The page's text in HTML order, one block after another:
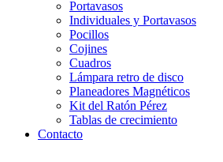
Portavasos
Individuales y Portavasos
Pocillos
Cojines
Cuadros
Lámpara retro de disco
Planeadores Magnéticos
Kit del Ratón Pérez
Tablas de crecimiento
Contacto